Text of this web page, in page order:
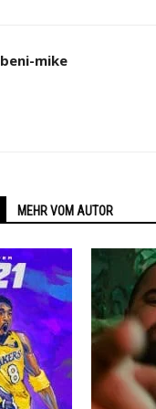
beni-mike
MEHR VOM AUTOR